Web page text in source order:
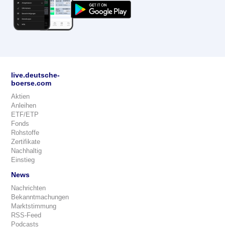
live.deutsche-
boerse.com
Aktien
Anleihen
ETF/ETP
Fonds
Rohstoffe
Zertifikate
Nachhaltig
Einstieg
News
Nachrichten
Bekanntmachungen
Marktstimmung
RSS-Feed
Podcasts